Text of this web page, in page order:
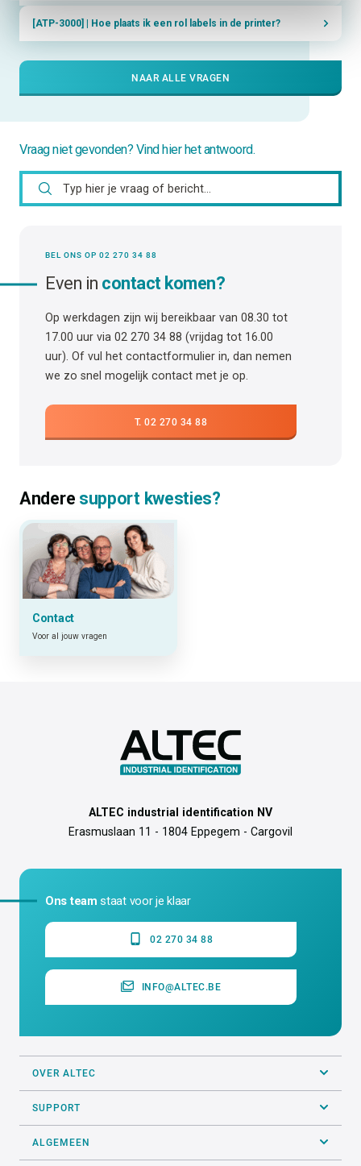
[ATP-3000] | Hoe plaats ik een rol labels in de printer?
NAAR ALLE VRAGEN
Vraag niet gevonden? Vind hier het antwoord.
BEL ONS OP 02 270 34 88
Even in contact komen?
Op werkdagen zijn wij bereikbaar van 08.30 tot
17.00 uur via 02 270 34 88 (vrijdag tot 16.00
uur). Of vul het contactformulier in, dan nemen
we zo snel mogelijk contact met je op.
T. 02 270 34 88
Andere support kwesties?
Contact
Voor al jouw vragen
ALTEC industrial identification NV
Erasmuslaan 11 - 1804 Eppegem - Cargovil
Ons team staat voor je klaar
02 270 34 88
INFO@ALTEC.BE
OVER ALTEC
SUPPORT
ALGEMEEN